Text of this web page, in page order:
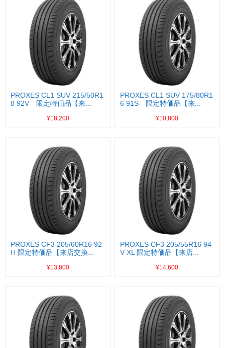
PROXES CL1 SUV 215/50R1
8 92V 限定特価品【来...
¥18,200
PROXES CL1 SUV 175/80R1
6 91S 限定特価品【来...
¥10,800
PROXES CF3 205/60R16 92
H 限定特価品【来店交換...
¥13,800
PROXES CF3 205/55R16 94
V XL 限定特価品【来店...
¥14,600